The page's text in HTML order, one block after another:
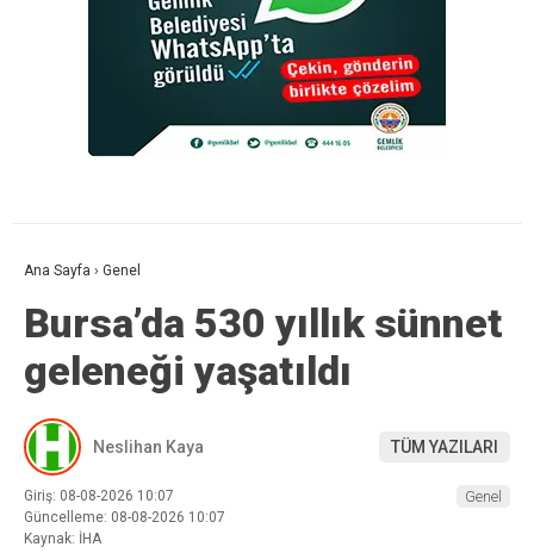
Ana Sayfa › Genel
Bursa’da 530 yıllık sünnet
geleneği yaşatıldı
Neslihan Kaya TÜM YAZILARI
Giriş: 08-08-2026 10:07
Güncelleme: 08-08-2026 10:07
Kaynak: İHA
Genel